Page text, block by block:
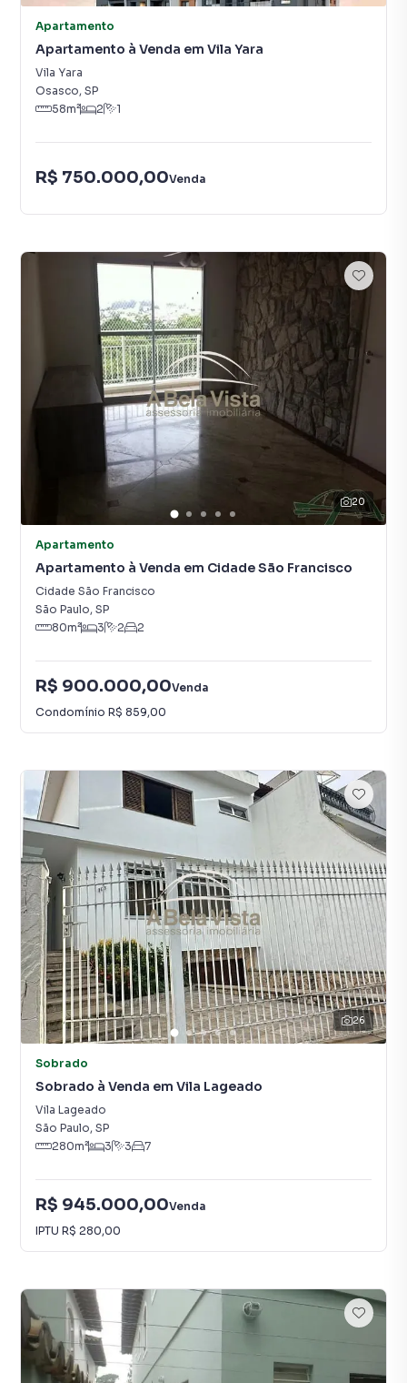
Apartamento
Apartamento à Venda em Vila Yara
Vila Yara
Osasco, SP
58m² 2 1
R$ 750.000,00Venda
20
Apartamento
Apartamento à Venda em Cidade São Francisco
Cidade São Francisco
São Paulo, SP
80m² 3 2 2
R$ 900.000,00Venda
Condomínio R$ 859,00
26
Sobrado
Sobrado à Venda em Vila Lageado
Vila Lageado
São Paulo, SP
280m² 3 3 7
R$ 945.000,00Venda
IPTU R$ 280,00